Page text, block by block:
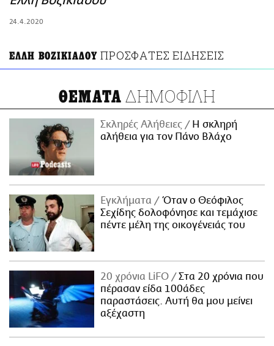
24.4.2020
ΕΛΛΗ ΒΟΖΙΚΙΑΔΟΥ ΠΡΟΣΦΑΤΕΣ ΕΙΔΗΣΕΙΣ
ΘΕΜΑΤΑ ΔΗΜΟΦΙΛΗ
Σκληρές Αλήθειες
H σκληρή
αλήθεια για τον Πάνο Βλάχο
Εγκλήματα
Όταν ο Θεόφιλος
Σεχίδης δολοφόνησε και τεμάχισε
πέντε μέλη της οικογένειάς του
20 χρόνια LiFO
Στα 20 χρόνια που
πέρασαν είδα 100άδες
παραστάσεις. Αυτή θα μου μείνει
αξέχαστη